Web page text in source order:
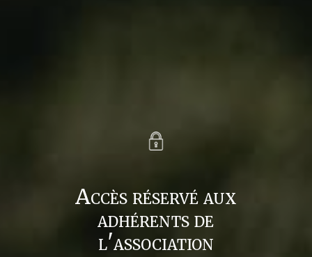
Accès réservé aux
adhérents de
l'association